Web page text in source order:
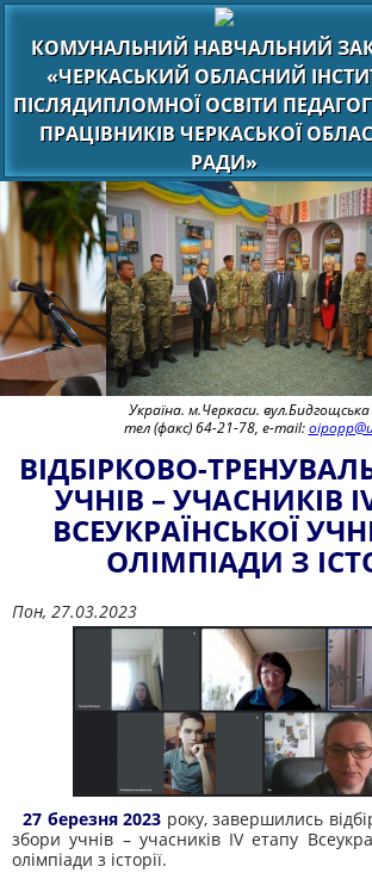
КОМУНАЛЬНИЙ НАВЧАЛЬНИЙ
«ЧЕРКАСЬКИЙ ОБЛАСНИЙ
ПІСЛЯДИПЛОМНОЇ ОСВІТИ
ПРАЦІВНИКІВ ЧЕРКАСЬКОЇ
РАДИ»
Україна. м.Черкаси.
тел (факс) 64-21-78, e-mail:
ВІДБІРКОВО-
УЧНІВ – УЧАСНИКІВ
ВСЕУКРАЇНСЬКОЇ
ОЛІМПІАДИ З
Пон, 27.03.2023
27 березня 2023 року, завершились
збори учнів – учасників ІV етапу
олімпіади з історії.